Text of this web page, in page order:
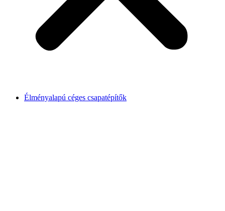
Élményalapú céges csapatépítők